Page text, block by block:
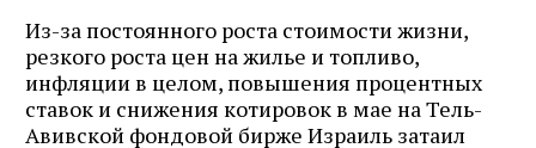
Из-за постоянного роста стоимости жизни,
резкого роста цен на жилье и топливо,
инфляции в целом, повышения процентных
ставок и снижения котировок в мае на Тель-
Авивской фондовой бирже Израиль затаил